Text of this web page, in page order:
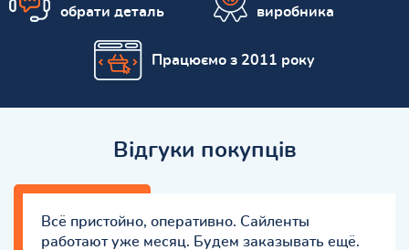
обрати деталь
виробника
Працюємо з 2011 року
Відгуки покупців
Всё пристойно, оперативно. Сайленты
работают уже месяц. Будем заказывать ещё.